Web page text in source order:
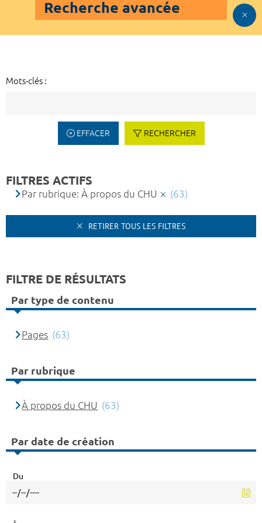
Recherche avancée
Mots-clés :
EFFACER RECHERCHER
FILTRES ACTIFS
Par rubrique: À propos du CHU (63)
RETIRER TOUS LES FILTRES
FILTRE DE RÉSULTATS
Par type de contenu
Pages (63)
Par rubrique
À propos du CHU (63)
Par date de création
Du